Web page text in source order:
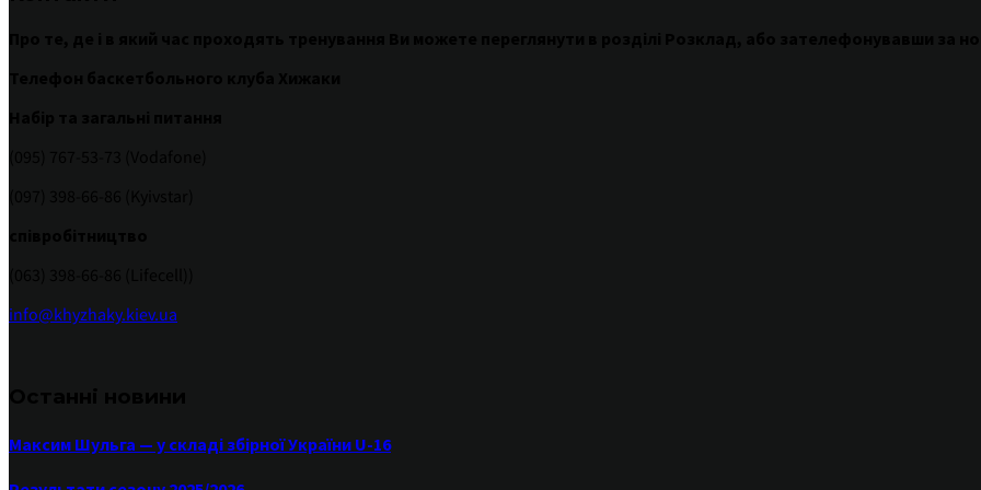
info@khyzhaky.kiev.ua
Максим Шульга — у складі збірної України U-16